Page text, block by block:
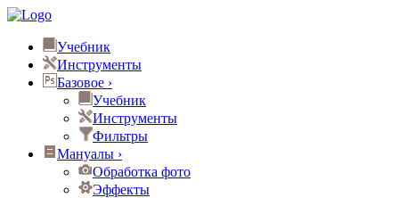
Учебник
Инструменты
Базовое ›
Учебник
Инструменты
Фильтры
Мануалы ›
Обработка фото
Эффекты